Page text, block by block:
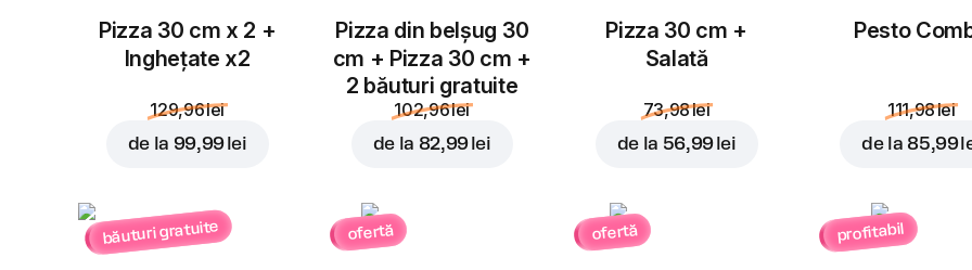
Pizza 30 cm x 2 +
Inghețate x2
129,96 lei
de la 99,99 lei
Pizza din belșug 30
cm + Pizza 30 cm +
2 băuturi gratuite
102,96 lei
de la 82,99 lei
Pizza 30 cm +
Salată
73,98 lei
de la 56,99 lei
Pesto
111,98 lei
de la 85,99
băuturi gratuite ofertă ofertă profitabil